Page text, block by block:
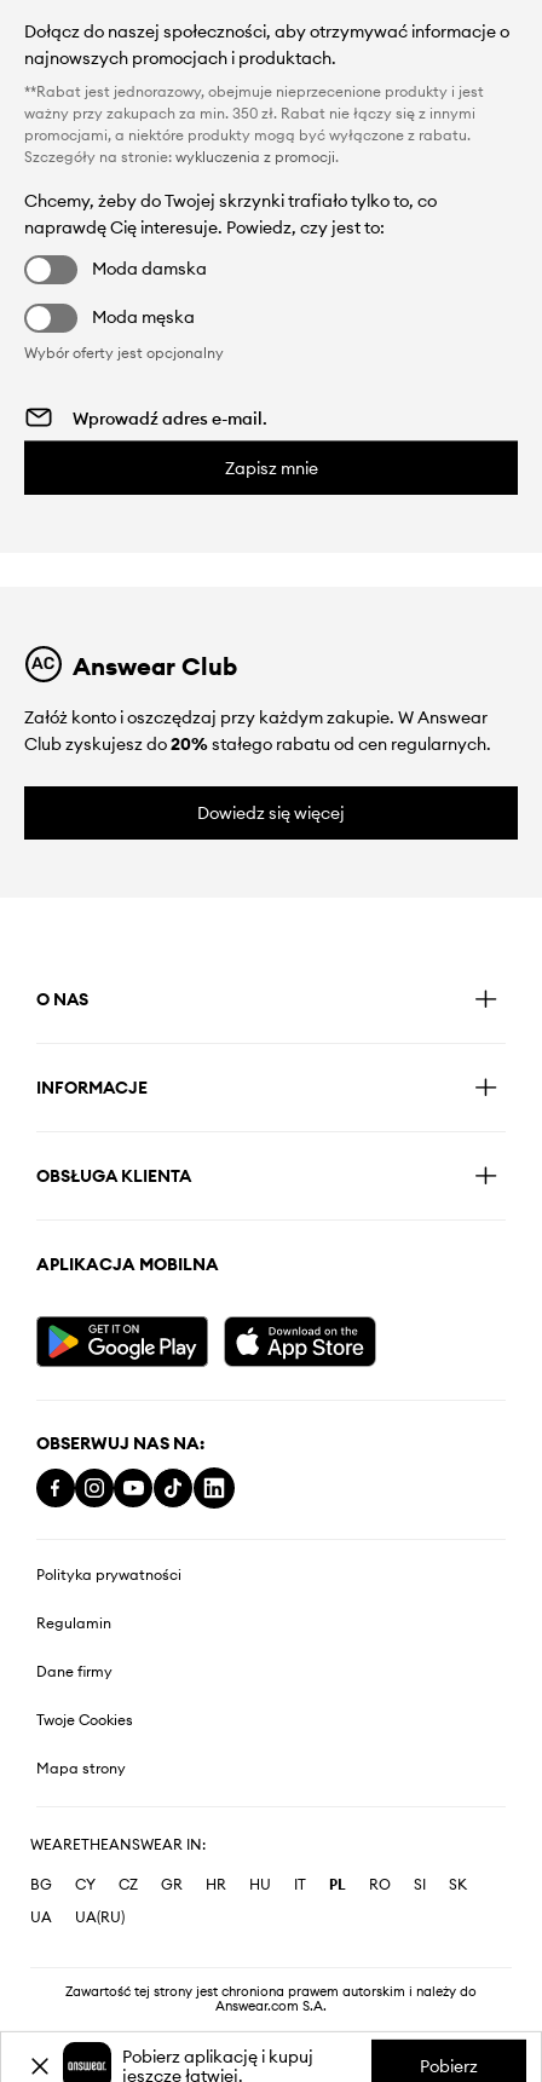
Dołącz do naszej społeczności, aby otrzymywać informacje o
najnowszych promocjach i produktach.
**Rabat jest jednorazowy, obejmuje nieprzecenione produkty i jest
ważny przy zakupach za min. 350 zł. Rabat nie łączy się z innymi
promocjami, a niektóre produkty mogą być wyłączone z rabatu.
Szczegóły na stronie: wykluczenia z promocji.
Chcemy, żeby do Twojej skrzynki trafiało tylko to, co
naprawdę Cię interesuje. Powiedz, czy jest to:
Moda damska
Moda męska
Wybór oferty jest opcjonalny
Zapisz mnie
Answear Club
Załóż konto i oszczędzaj przy każdym zakupie. W Answear
Club zyskujesz do20%stałego rabatu od cen regularnych.
Dowiedz się więcej
O NAS
INFORMACJE
OBSŁUGA KLIENTA
APLIKACJA MOBILNA
OBSERWUJ NAS NA:
Polityka prywatności
Regulamin
Dane firmy
Twoje Cookies
Mapa strony
WEARETHEANSWEAR IN:
BG CY CZ GR HR HU IT PL RO SI
SK
UA
UA(RU)
Zawartość tej strony jest chroniona prawem autorskim i należy do
Answear.com S.A.
Pobierz aplikację i kupuj
jeszcze łatwiej.
Pobierz